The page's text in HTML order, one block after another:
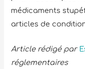
médicaments
articles de
Article rédigé par
réglementaires